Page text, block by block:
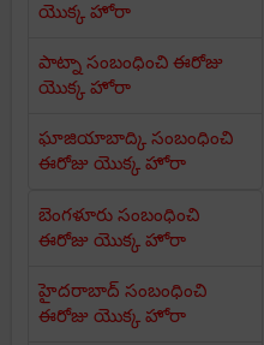
యొక్క హోరా
పాట్నా సంబంధించి ఈరోజు
యొక్క హోరా
ఘాజియాబాద్కి సంబంధించి
ఈరోజు యొక్క హోరా
బెంగళూరు సంబంధించి
ఈరోజు యొక్క హోరా
హైదరాబాద్ సంబంధించి
ఈరోజు యొక్క హోరా